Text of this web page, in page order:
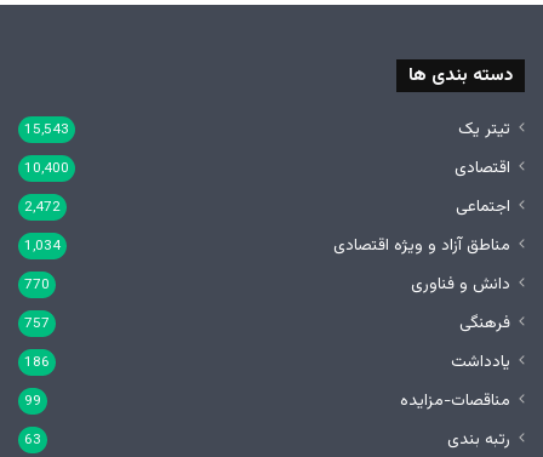
دسته بندی ها
تیتر یک 15,543
اقتصادی 10,400
اجتماعی 2,472
مناطق آزاد و ویژه اقتصادی 1,034
دانش و فناوری 770
فرهنگی 757
یادداشت 186
مناقصات-مزایده 99
رتبه بندی 63